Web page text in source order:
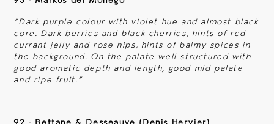
Contact
“Dark purple colour with violet hue and almost black
core. Dark berries and black cherries, hints of red
currant jelly and rose hips, hints of balmy spices in
the background. On the palate well structured with
good aromatic depth and length, good mid palate
and ripe fruit.”